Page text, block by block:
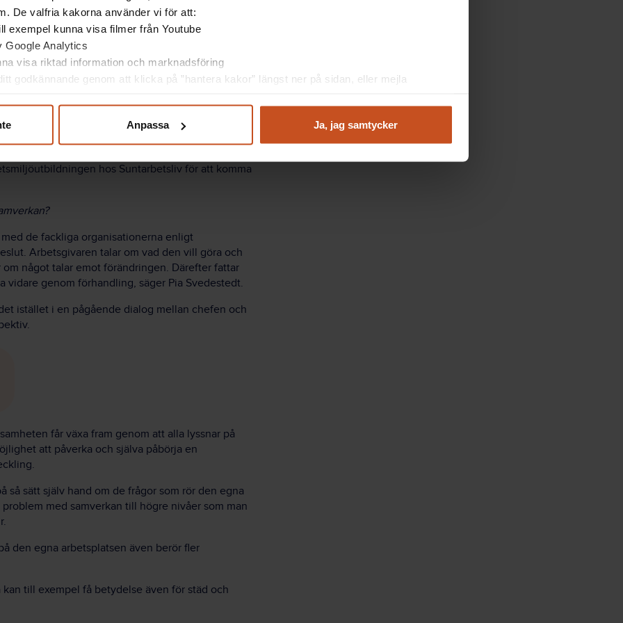
De valfria kakorna använder vi för att:
exempel kunna visa filmer från Youtube
Google Analytics
visa riktad information och marknadsföring
godkännande genom att klicka på ”hantera kakor” längst ner på sidan, eller mejla
Anpassa Ja, jag samtycker
lyfter fram brister i tillit som en vanlig orsak till att
samverkan förutsätter att man utvecklar sin dialog
säger Pia Svedestedt.
hos Suntarbetsliv för att komma
de fackliga organisationerna enligt
Arbetsgivaren talar om vad den vill göra och
något talar emot förändringen. Därefter fattar
genom förhandling, säger Pia Svedestedt.
istället i en pågående dialog mellan chefen och
får växa fram genom att alla lyssnar på
att påverka och själva påbörja en
så sätt själv hand om de frågor som rör den egna
med samverkan till högre nivåer som man
den egna arbetsplatsen även berör fler
till exempel få betydelse även för städ och